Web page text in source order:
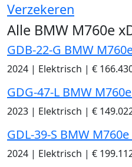
Verzekeren
Alle BMW M760e
GDB-22-G BMW
2024 | Elektrisch | €
GDG-47-L BMW
2023 | Elektrisch | €
GDL-39-S BMW
2024 | Elektrisch | €